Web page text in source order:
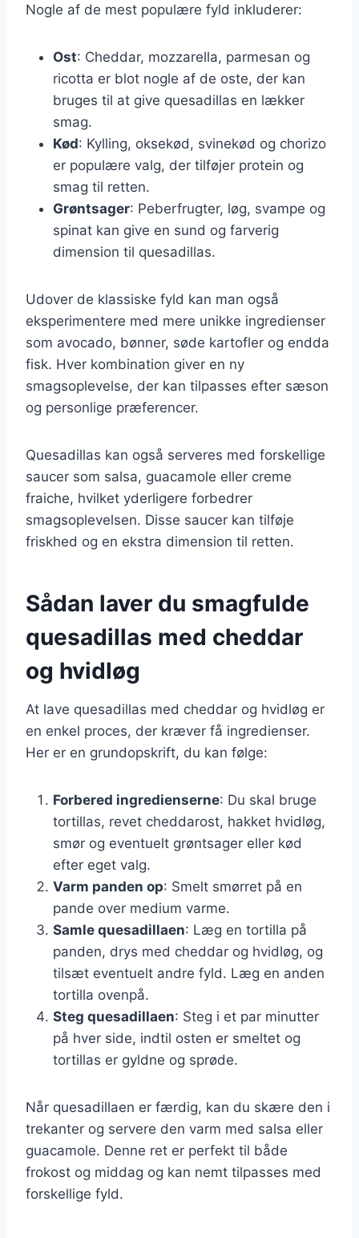
Nogle af de mest populære fyld inkluderer:
Ost: Cheddar, mozzarella, parmesan og
ricotta er blot nogle af de oste, der kan
bruges til at give quesadillas en lækker
smag.
Kød: Kylling, oksekød, svinekød og chorizo
er populære valg, der tilføjer protein og
smag til retten.
Grøntsager: Peberfrugter, løg, svampe og
spinat kan give en sund og farverig
dimension til quesadillas.
Udover de klassiske fyld kan man også
eksperimentere med mere unikke ingredienser
som avocado, bønner, søde kartofler og endda
fisk. Hver kombination giver en ny
smagsoplevelse, der kan tilpasses efter sæson
og personlige præferencer.
Quesadillas kan også serveres med forskellige
saucer som salsa, guacamole eller creme
fraiche, hvilket yderligere forbedrer
smagsoplevelsen. Disse saucer kan tilføje
friskhed og en ekstra dimension til retten.
Sådan laver du smagfulde
quesadillas med cheddar
og hvidløg
At lave quesadillas med cheddar og hvidløg er
en enkel proces, der kræver få ingredienser.
Her er en grundopskrift, du kan følge:
Forbered ingredienserne: Du skal bruge
tortillas, revet cheddarost, hakket hvidløg,
smør og eventuelt grøntsager eller kød
efter eget valg.
Varm panden op: Smelt smørret på en
pande over medium varme.
Samle quesadillaen: Læg en tortilla på
panden, drys med cheddar og hvidløg, og
tilsæt eventuelt andre fyld. Læg en anden
tortilla ovenpå.
Steg quesadillaen: Steg i et par minutter
på hver side, indtil osten er smeltet og
tortillas er gyldne og sprøde.
Når quesadillaen er færdig, kan du skære den i
trekanter og servere den varm med salsa eller
guacamole. Denne ret er perfekt til både
frokost og middag og kan nemt tilpasses med
forskellige fyld.